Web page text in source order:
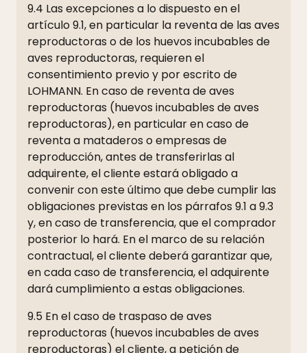
9.4 Las excepciones a lo dispuesto en el
artículo 9.1, en particular la reventa de las aves
reproductoras o de los huevos incubables de
aves reproductoras, requieren el
consentimiento previo y por escrito de
LOHMANN. En caso de reventa de aves
reproductoras (huevos incubables de aves
reproductoras), en particular en caso de
reventa a mataderos o empresas de
reproducción, antes de transferirlas al
adquirente, el cliente estará obligado a
convenir con este último que debe cumplir las
obligaciones previstas en los párrafos 9.1 a 9.3
y, en caso de transferencia, que el comprador
posterior lo hará. En el marco de su relación
contractual, el cliente deberá garantizar que,
en cada caso de transferencia, el adquirente
dará cumplimiento a estas obligaciones.
9.5 En el caso de traspaso de aves
reproductoras (huevos incubables de aves
reproductoras) el cliente, a petición de